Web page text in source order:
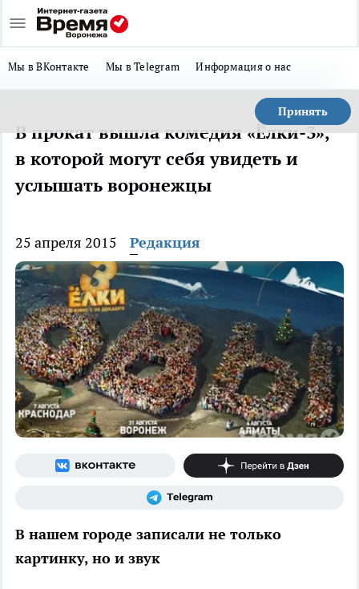
Мы в ВКонтакте Мы в Telegram Информация о нас
Принять
В прокат вышла комедия «Ёлки-3»,
в которой могут себя увидеть и
услышать воронежцы
25 апреля 2015 Редакция
В нашем городе записали не только
картинку, но и звук